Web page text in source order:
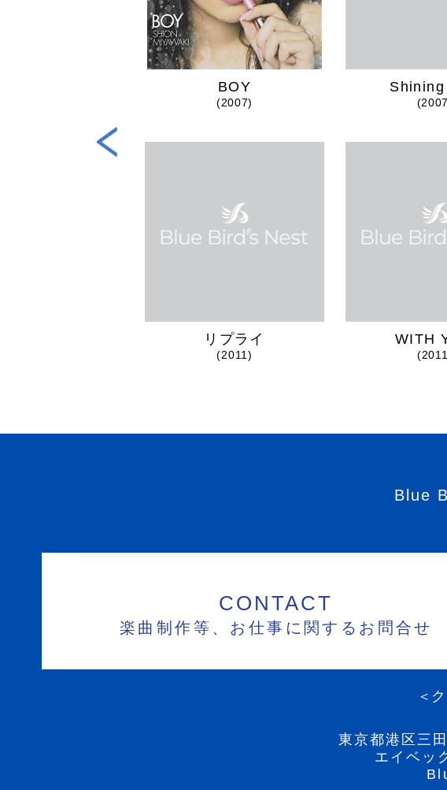
BOY
(2007)
リプライ
(2011)
WITH
Blue
CONTACT
楽曲制作等、お仕事に関するお問合せ
＜
東京都港区三
エイベッ